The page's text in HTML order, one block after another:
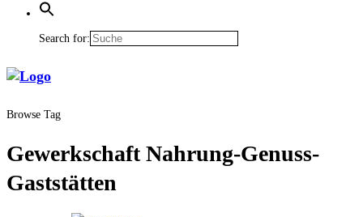
Search for:
Browse Tag
Gewerkschaft Nahrung-Genuss-
Gaststätten